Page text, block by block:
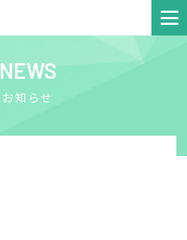
NEWS
お知らせ